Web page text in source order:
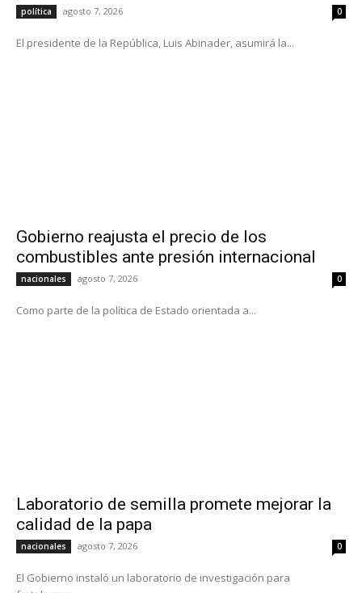
política agosto 7, 2026 0
El presidente de la República, Luis Abinader, asumirá la...
Gobierno reajusta el precio de los
combustibles ante presión internacional
nacionales agosto 7, 2026 0
Como parte de la política de Estado orientada a...
Laboratorio de semilla promete mejorar la
calidad de la papa
nacionales agosto 7, 2026 0
El Gobierno instaló un laboratorio de investigación para